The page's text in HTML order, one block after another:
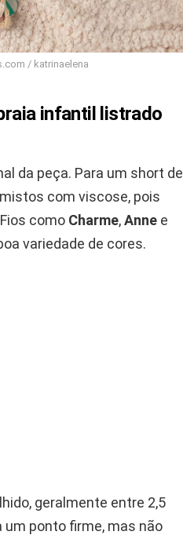
/ katrinaelena
infantil listrado
da peça. Para um short de
com viscose, pois
como Charme,Anne e
variedade de cores.
geralmente entre 2,5
um ponto firme, mas não